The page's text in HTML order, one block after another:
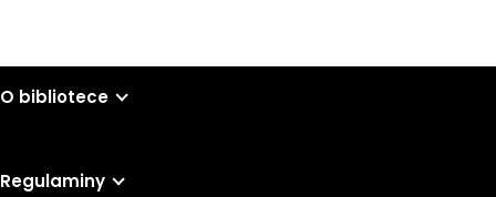
O bibliotece
Regulaminy